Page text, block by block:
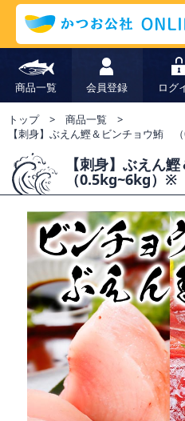
商品一覧 会員登録 ログ
トップ
商品一覧
【刺身】ぶえん鰹＆ビンチョウ鮪
【刺身】ぶえん
（0.5kg~6kg）※